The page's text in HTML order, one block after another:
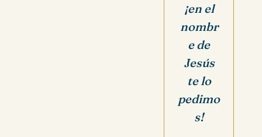
¡en el
nombr
e de
Jesús
te lo
pedimo
s!